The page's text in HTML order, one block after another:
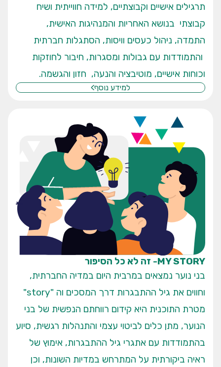
תרגילים אישיים וקבוצתיים, למידה חווייתית ושיח
קבוצתי בנושא האחריות והמנהיגות האישית,
התמדה, ניהול כעסים וויסות, הסתגלות חברתית
והתמודדות עם גבולות ומסגרות, חיבור לחוזקות
וכוחות אישיים, מוטיבציה והנעה, חזון והגשמה.
למידע נוסף
MY STORY- זה לא כל הסיפור
בני נוער נמצאים במרבית היום במדיה החברתית,
וחווים את גיל ההתבגרות דרך המסכים וה "story"
מטרת התוכנית היא קידום רווחתם הנפשית של בני
הנוער, מתן כלים לביטוי עצמי והתנהלות רגשית, סיוע
בהתמודדות עם אתגרי גיל ההתבגרות, אימוץ של
ראיה ביקורתית על המתרחש במדיות השונות, וכן